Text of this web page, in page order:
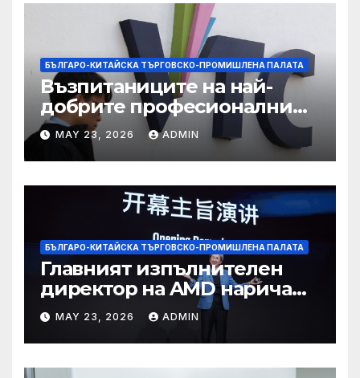
БЪЛГАРО-КИТАЙСКА ТЪРГОВСКО-ПРОМИШЛЕНА ПАЛАТА
Възпитаниците на най-
добрите професионални
училища са спестили
тежестта на въздействието
на ИИ, казва новият
председател
MAY 23, 2026 ADMIN
БЪЛГАРО-КИТАЙСКА ТЪРГОВСКО-ПРОМИШЛЕНА ПАЛАТА
Главният изпълнителен
директор на AMD нарича
Китай най-динамичната AI
екосистема в света
MAY 23, 2026 ADMIN